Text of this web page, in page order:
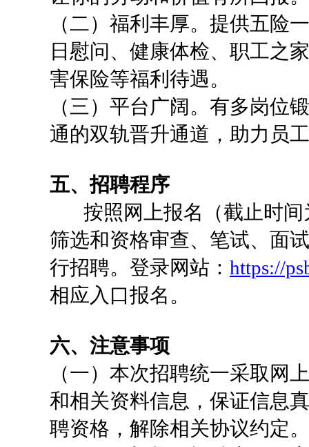
（二）福利丰厚。提供五险
日慰问、健康体检、职工之
害保险等福利待遇。
（三）平台广阔。有多岗位
通的双轨晋升通道，助力员
五、招聘程序
按照网上报名（截止时间
筛选和资格审查、笔试、面
行招聘。登录网站： https://
相应入口报名。
六、注意事项
（一）本次招聘统一采取网
和相关资料信息，保证信息
聘资格，解除相关协议约定。